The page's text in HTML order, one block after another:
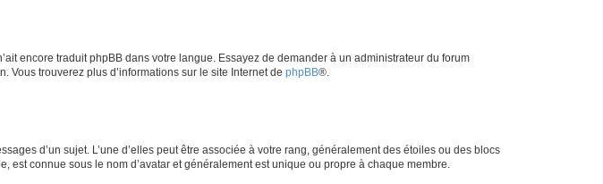
encore traduit phpBB dans votre langue. Essayez de demander à un administrateur du forum
Vous trouverez plus d’informations sur le site Internet de phpBB®.
d’un sujet. L’une d’elles peut être associée à votre rang, généralement des étoiles ou des blocs
connue sous le nom d’avatar et généralement est unique ou propre à chaque membre.